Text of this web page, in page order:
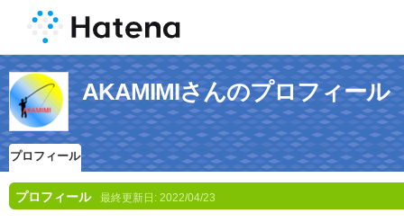
AKAMIMIさんのプロフィール
プロフィール
プロフィール 最終更新日: 2022/04/23